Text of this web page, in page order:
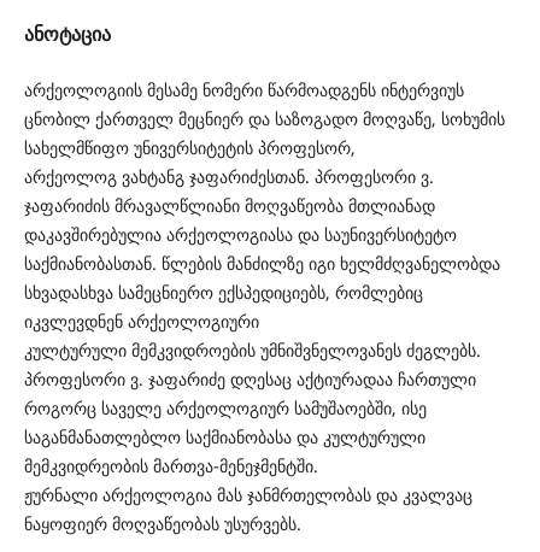
ანოტაცია
არქეოლოგიის მესამე ნომერი წარმოადგენს ინტერვიუს
ცნობილ ქართველ მეცნიერ და საზოგადო მოღვაწე, სოხუმის
სახელმწიფო უნივერსიტეტის პროფესორ,
არქეოლოგ ვახტანგ ჯაფარიძესთან. პროფესორი ვ.
ჯაფარიძის მრავალწლიანი მოღვაწეობა მთლიანად
დაკავშირებულია არქეოლოგიასა და საუნივერსიტეტო
საქმიანობასთან. წლების მანძილზე იგი ხელმძღვანელობდა
სხვადასხვა სამეცნიერო ექსპედიციებს, რომლებიც
იკვლევდნენ არქეოლოგიური
კულტურული მემკვიდროების უმნიშვნელოვანეს ძეგლებს.
პროფესორი ვ. ჯაფარიძე დღესაც აქტიურადაა ჩართული
როგორც საველე არქეოლოგიურ სამუშაოებში, ისე
საგანმანათლებლო საქმიანობასა და კულტურული
მემკვიდრეობის მართვა-მენეჯმენტში.
ჟურნალი არქეოლოგია მას ჯანმრთელობას და კვალვაც
ნაყოფიერ მოღვაწეობას უსურვებს.